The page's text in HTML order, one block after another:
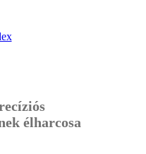
élharcosa